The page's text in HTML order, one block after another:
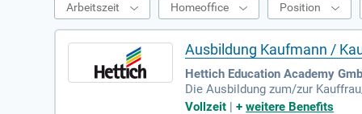
Arbeitszeit Homeoffice Position
Ausbildung Kaufmann /
Hettich Education Academy
Die Ausbildung zum/zur
lanung, Umsetzung und
Vollzeit |+weitere Benefits